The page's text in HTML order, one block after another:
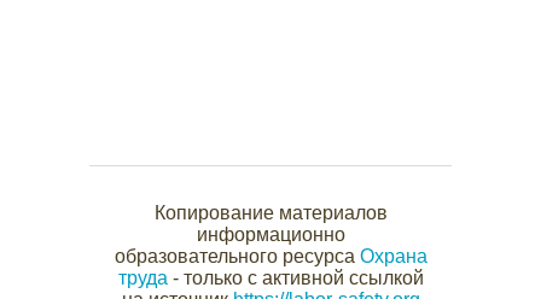
Копирование материалов
информационно
образовательного ресурса Охрана
труда - только с активной ссылкой